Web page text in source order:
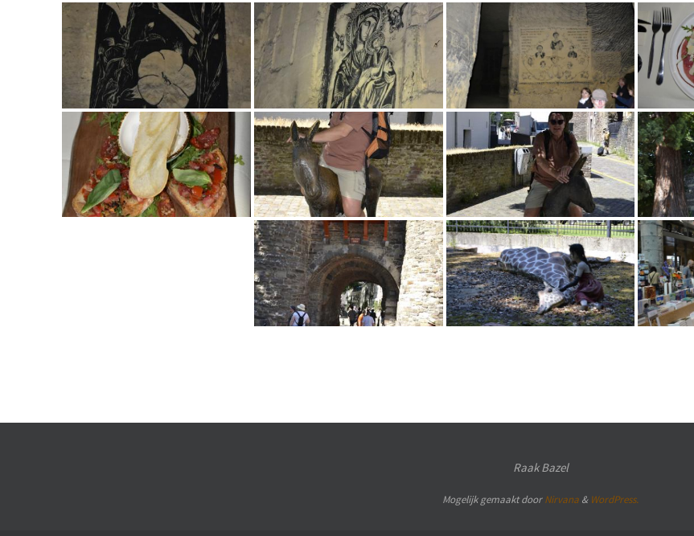
Raak Bazel
Mogelijk gemaakt doorNirvana & WordPress.